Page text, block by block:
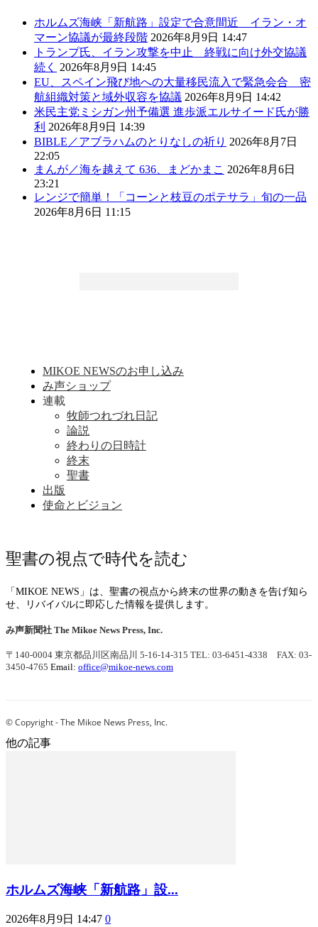
ホルムズ海峡「新航路」設定で合意間近 イラン・オ
マーン協議が最終段階 2026年8月9日 14:47
トランプ氏、イラン攻撃を中止 終戦に向け外交協議
続く 2026年8月9日 14:45
EU、スペイン飛び地への大量移民流入で緊急会合 密
航組織対策と域外収容を協議 2026年8月9日 14:42
米民主党ミシガン州予備選 進歩派エルサイード氏が勝
利 2026年8月9日 14:39
BIBLE／アブラハムのとりなしの祈り 2026年8月7日
22:05
まんが／海を越えて 636、まどかまこ 2026年8月6日
23:21
レンジで簡単！「コーンと枝豆のポテサラ」旬の一品
2026年8月6日 11:15
MIKOE NEWSのお申し込み
み声ショップ
連載
牧師つれづれ日記
論説
終わりの日時計
終末
聖書
出版
使命とビジョン
聖書の視点で時代を読む
「MIKOE NEWS」は、聖書の視点から終末の世界の動きを告げ知ら
せ、リバイバルに即応した情報を提供します。
み声新聞社 The Mikoe News Press, Inc.
〒140-0004 東京都品川区南品川 5-16-14-315 TEL: 03-6451-4338 FAX: 03-
3450-4765 Email: office@mikoe-news.com
© Copyright - The Mikoe News Press, Inc.
他の記事
ホルムズ海峡「新航路」設...
2026年8月9日 14:47 0